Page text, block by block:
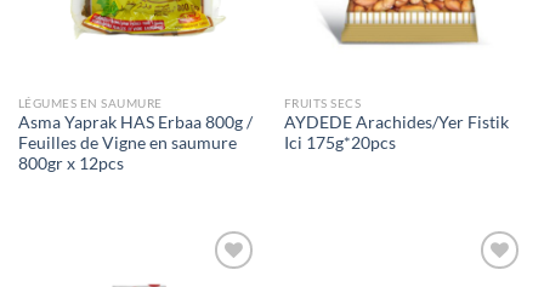
LÉGUMES EN SAUMURE
Asma Yaprak HAS Erbaa 800g /
Feuilles de Vigne en saumure
800gr x 12pcs
FRUITS SECS
AYDEDE Arachides/Yer Fistik
Ici 175g*20pcs